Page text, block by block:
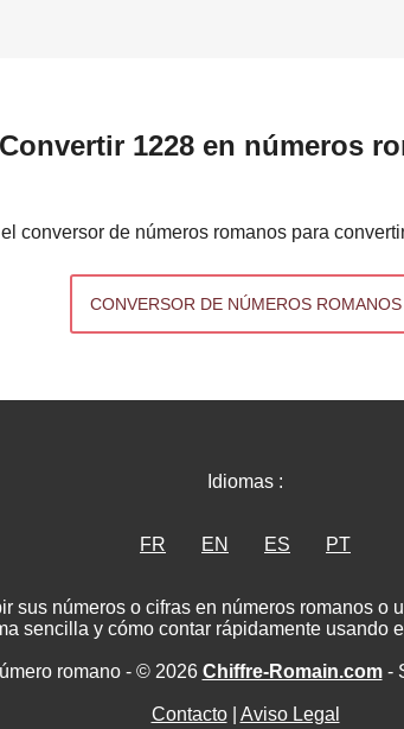
Convertir 1228 en números
conversor de números romanos para
CONVERSOR DE NÚMEROS ROMANOS
Idiomas :
FR EN ES PT
sus números o cifras en números romanos
sencilla y cómo contar rápidamente usando
romano - © 2026 Chiffre-Romain.com-
Contacto| Aviso Legal